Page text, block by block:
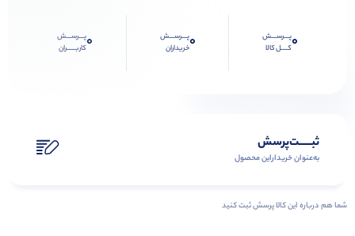
0پـــرســـش
کــــل کالا
0پـــرســـش
خریداران
0پـــرســـش
کاربـــــران
ثبـــــت‌پرسش
به‌عنوان ‌خریدار‌این‌ محصول
شما هم درباره این کالا پرسش ثبت کنید